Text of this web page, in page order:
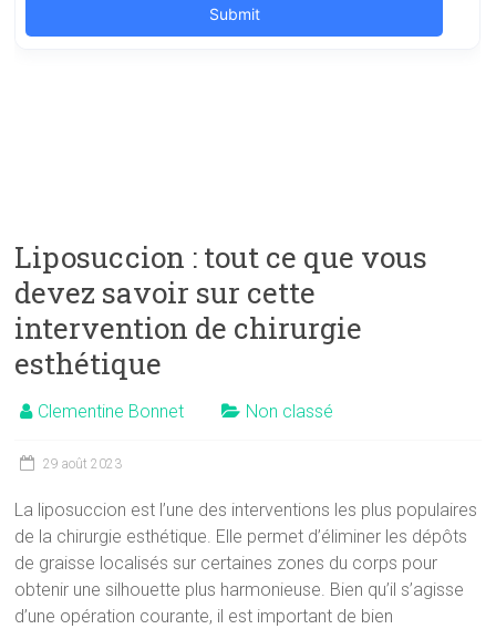
Liposuccion : tout ce que vous
devez savoir sur cette
intervention de chirurgie
esthétique
Clementine Bonnet Non classé
29 août 2023
La liposuccion est l’une des interventions les plus populaires
de la chirurgie esthétique. Elle permet d’éliminer les dépôts
de graisse localisés sur certaines zones du corps pour
obtenir une silhouette plus harmonieuse. Bien qu’il s’agisse
d’une opération courante, il est important de bien